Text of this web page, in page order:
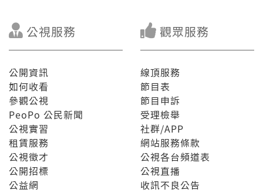
公視服務
公開資訊
如何收看
參觀公視
PeoPo 公民新聞
公視實習
租賃服務
公視徵才
公開招標
公益網
觀眾服務
線頂服務
節目表
節目申訴
受理檢舉
社群/APP
網站服務條款
公視各台頻道表
公視直播
收訊不良公告